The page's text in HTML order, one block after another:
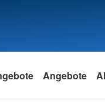
Angebote